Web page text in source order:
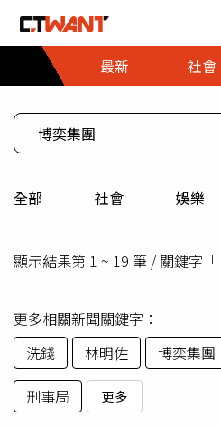
最新
社會
全部 社會 娛樂
顯示結果第 1 ~ 19 筆 / 關鍵字「
更多相關新聞關鍵字：
洗錢
林明佐 博奕集團
刑事局
更多